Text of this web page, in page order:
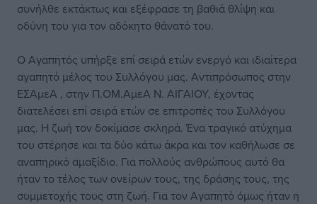
συνήλθε εκτάκτως και εξέφρασε τη βαθιά θλίψη και
οδύνη του για τον αδόκητο θάνατό του.
Ο Αγαπητός υπήρξε επί σειρά ετών ενεργό και ιδιαίτερα
αγαπητό μέλος του Συλλόγου μας. Αντιπρόσωπος στην
ΕΣΑμεΑ , στην Π.ΟΜ.ΑμεΑ Ν. ΑΙΓΑΙΟΥ, έχοντας
διατελέσει επί σειρά ετών σε επιτροπές του Συλλόγου
μας. Η ζωή τον δοκίμασε σκληρά. Ένα τραγικό ατύχημα
του στέρησε και τα δύο κάτω άκρα και τον καθήλωσε σε
αναπηρικό αμαξίδιο. Για πολλούς ανθρώπους αυτό θα
ήταν το τέλος των ονείρων τους, της δράσης τους, της
συμμετοχής τους στη ζωή. Για τον Αγαπητό όμως ήταν η